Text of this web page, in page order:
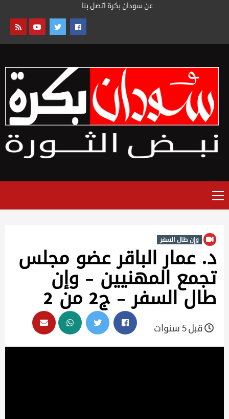
عن سودان بكرة اتصل بنا
القائمة
وإن طال السفر
د. عمار الباقر عضو مجلس
تجمع المهنيين – وإن
طال السفر – ج2 من 2
قبل 5 سنوات